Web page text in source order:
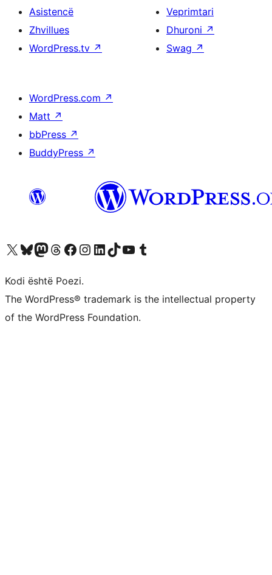
Asistencë
Zhvillues
WordPress.tv ↗
Veprimtari
Dhuroni ↗
Swag ↗
WordPress.com ↗
Matt ↗
bbPress ↗
BuddyPress ↗
Vizitoni llogarinë tonë X (ish Twitter)
Vizitoni llogarinë tonë Bluesky
Vizitoni llogarinë tonë Mastodon
Vizitoni llogarinë tonë Threads
Vizitoni faqen tonë në Facebook
Vizitoni llogarinë tonë Instagram
Vizitoni llogarinë tonë LinkedIn
Vizitoni llogarinë tonë TikTok
Vizitoni kanalin tonë YouTube
Vizitoni llogarinë tonë Tumblr
Kodi është Poezi.
The WordPress® trademark is the intellectual property
of the WordPress Foundation.